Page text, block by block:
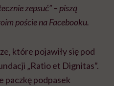
zepsuć” – piszą
poście na Facebooku.
które pojawiły się pod
„Ratio et Dignitas”.
paczkę podpasek